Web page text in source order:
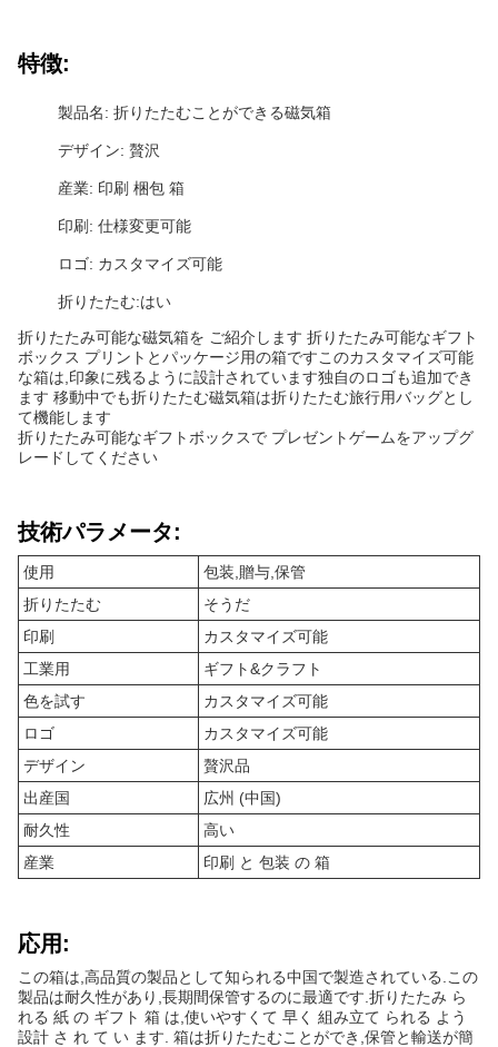
特徴:
製品名: 折りたたむことができる磁気箱
デザイン: 贅沢
産業: 印刷 梱包 箱
印刷: 仕様変更可能
ロゴ: カスタマイズ可能
折りたたむ:はい
折りたたみ可能な磁気箱を ご紹介します 折りたたみ可能なギフト
ボックス プリントとパッケージ用の箱ですこのカスタマイズ可能
な箱は,印象に残るように設計されています独自のロゴも追加でき
ます 移動中でも折りたたむ磁気箱は折りたたむ旅行用バッグとし
て機能します
折りたたみ可能なギフトボックスで プレゼントゲームをアップグ
レードしてください
技術パラメータ:
使用
包装,贈与,保管
折りたたむ
そうだ
印刷
カスタマイズ可能
工業用
ギフト&クラフト
色を試す
カスタマイズ可能
ロゴ
カスタマイズ可能
デザイン
贅沢品
出産国
広州 (中国)
耐久性
高い
産業
印刷 と 包装 の 箱
応用:
この箱は,高品質の製品として知られる中国で製造されている.この
製品は耐久性があり,長期間保管するのに最適です.折りたたみ ら
れる 紙 の ギフト 箱 は,使いやすくて 早く 組み立て られる よう
設計 さ れ て い ます. 箱は折りたたむことができ,保管と輸送が簡